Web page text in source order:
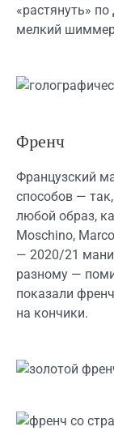
«растянуть»
мелкий
Френч
Французский
способов —
любой образ,
Moschino,
— 2020/21
разному —
показали
на кончики.